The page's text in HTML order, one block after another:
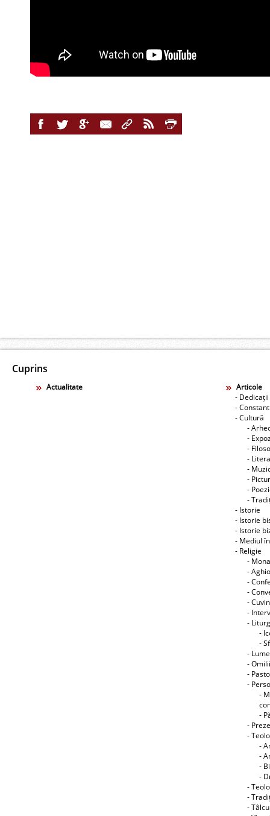
Cuprins
Actualitate
Articole
- Dedicații
-
- Cultură
-
-
-
-
-
-
-
-
- Istorie
- Istorie
- Istorie
- Mediul
- Religie
-
-
-
-
-
-
-
-
-
-
- Omilii
-
-
-
-
-
-
-
-
-
-
-
-
-